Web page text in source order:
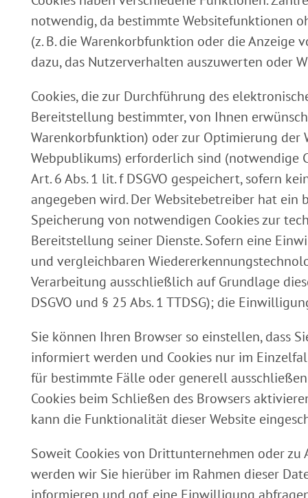
notwendig, da bestimmte Websitefunktionen
(z. B. die Warenkorbfunktion oder die Anzeige
dazu, das Nutzerverhalten auszuwerten oder
Cookies, die zur Durchführung des
Bereitstellung bestimmter, von Ihnen
Warenkorbfunktion) oder zur Optimierung der
Webpublikums) erforderlich sind (notwendige
Art. 6 Abs. 1 lit. f DSGVO gespeichert, sofern
angegeben wird. Der Websitebetreiber hat ein
Speicherung von notwendigen Cookies zur
Bereitstellung seiner Dienste. Sofern eine
und vergleichbaren
Verarbeitung ausschließlich auf Grundlage
DSGVO und § 25 Abs. 1 TTDSG); die
Sie können Ihren Browser so einstellen, dass
informiert werden und Cookies nur im
für bestimmte Fälle oder generell
Cookies beim Schließen des Browsers
kann die Funktionalität dieser Website
Soweit Cookies von Drittunternehmen oder zu
werden wir Sie hierüber im Rahmen dieser
informieren und ggf. eine Einwilligung